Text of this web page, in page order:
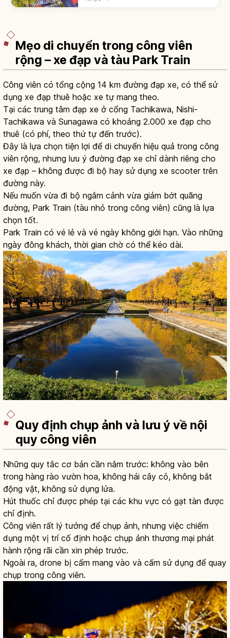
Hachiko, SHIBUYA109 và Shibuya Scramble
Mẹo di chuyển trong công viên
rộng – xe đạp và tàu Park Train
Công viên có tổng cộng 14 km đường đạp xe, có thể sử
dụng xe đạp thuê hoặc xe tự mang theo.
Tại các trung tâm đạp xe ở cổng Tachikawa, Nishi-
Tachikawa và Sunagawa có khoảng 2.000 xe đạp cho
thuê (có phí, theo thứ tự đến trước).
Đây là lựa chọn tiện lợi để di chuyển hiệu quả trong công
viên rộng, nhưng lưu ý đường đạp xe chỉ dành riêng cho
xe đạp – không được đi bộ hay sử dụng xe scooter trên
đường này.
Nếu muốn vừa đi bộ ngắm cảnh vừa giảm bớt quãng
đường, Park Train (tàu nhỏ trong công viên) cũng là lựa
chọn tốt.
Park Train có vé lẻ và vé ngày không giới hạn. Vào những
ngày đông khách, thời gian chờ có thể kéo dài.
Quy định chụp ảnh và lưu ý về nội
quy công viên
Những quy tắc cơ bản cần nắm trước: không vào bên
trong hàng rào vườn hoa, không hái cây cỏ, không bắt
động vật, không sử dụng lửa.
Hút thuốc chỉ được phép tại các khu vực có gạt tàn được
chỉ định.
Công viên rất lý tưởng để chụp ảnh, nhưng việc chiếm
dụng một vị trí cố định hoặc chụp ảnh thương mại phát
hành rộng rãi cần xin phép trước.
Ngoài ra, drone bị cấm mang vào và cấm sử dụng để quay
chụp trong công viên.